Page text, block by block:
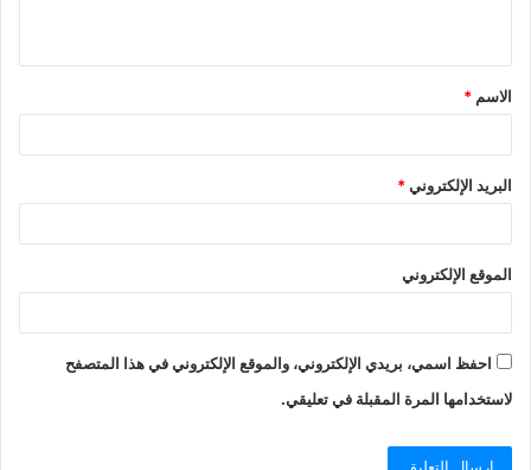
الاسم *
البريد الإلكتروني*
الموقع الإلكتروني
احفظ اسمي، بريدي الإلكتروني، والموقع الإلكتروني في هذا المتصفح
لاستخدامها المرة المقبلة في تعليقي.